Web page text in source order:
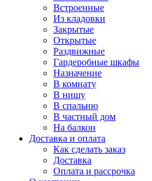
Встроенные
Из кладовки
Закрытые
Открытые
Раздвижные
Гардеробные шкафы
Назначение
В комнату
В нишу
В спальню
В частный дом
На балкон
Доставка и оплата
Как сделать заказ
Доставка
Оплата и рассрочка